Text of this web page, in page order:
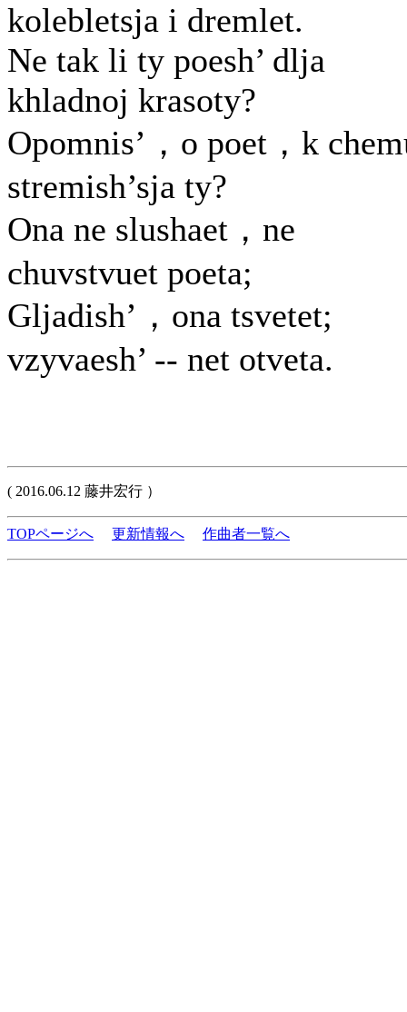
kolebletsja i dremlet.
Ne tak li ty poesh’ dlja
khladnoj krasoty?
Opomnis’，o poet，k
stremish’sja ty?
Ona ne slushaet，ne
chuvstvuet poeta;
Gljadish’，ona tsvetet;
vzyvaesh’ -- net otveta.
( 2016.06.12 藤井宏行 ）
TOPページへ 更新情報へ 作曲者一覧へ